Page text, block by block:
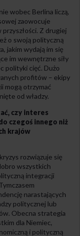
wobec Berlina liczą,
zaowocuje
Z drugiej
o swoją polityczną
jakim wydają im się
im wewnętrzne siły
polityki cięć. Dużo
profitów – ekipy
mogą otrzymać
od władzy.
czy interes
czegoś innego niż
krajów
rozwiązuje się
wszystkich
integracji
narastających
politycznej lub
Obecna strategia
dla Niemiec,
i polityczną